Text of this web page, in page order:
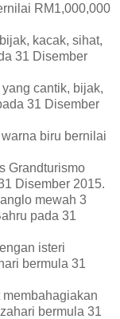
RM1,000,000
kacak, sihat,
31 Disember
cantik, bijak,
31 Disember
biru bernilai
Grandturismo
Disember 2015.
mewah 3
pada 31
isteri
bermula 31
bermula 31